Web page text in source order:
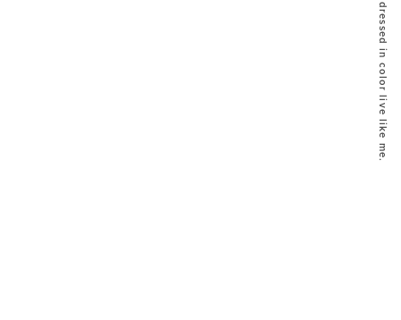
dressed in color live like me.